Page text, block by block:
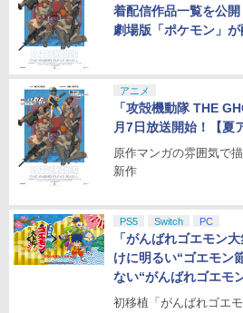
着配信作品一覧を公
劇場版「ポケモン」
アニメ
「攻殻機動隊 THE
月7日放送開始！【夏
原作マンガの雰囲気で
新作
PS5 Switch PC
「がんばれゴエモン
けに明るい“ゴエモン
ない“がんばれゴエモ
初移植「がんばれゴエ